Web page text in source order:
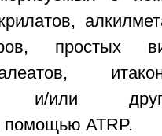
простых
и/или
помощью ATRP.